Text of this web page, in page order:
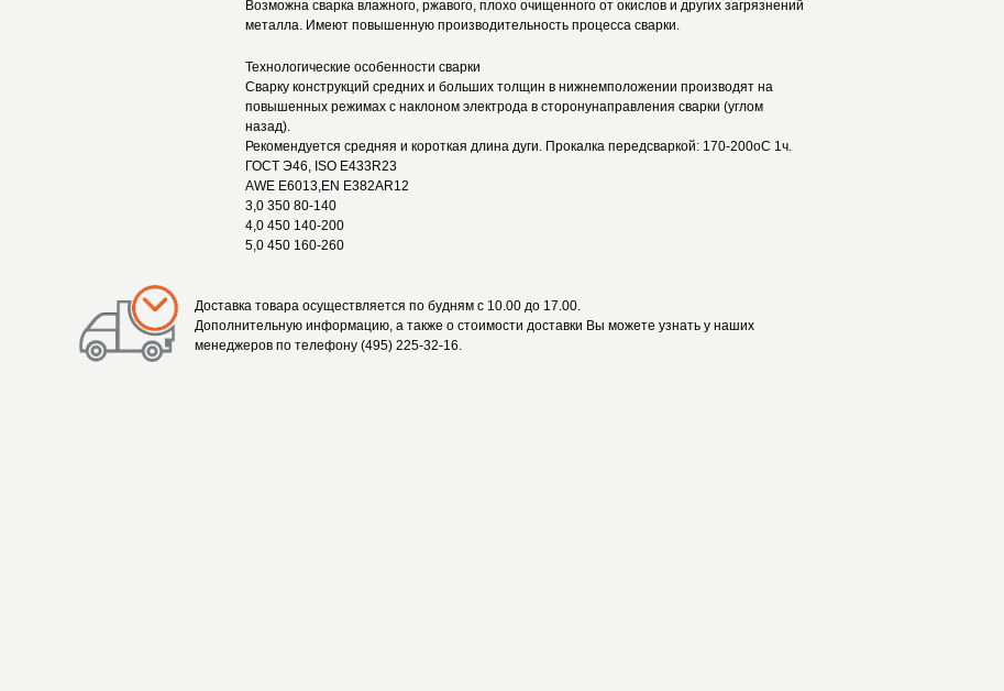
Возможна сварка влажного, ржавого, плохо очищенного от окислов и других загрязнений
металла. Имеют повышенную производительность процесса сварки.
Технологические особенности сварки
Сварку конструкций средних и больших толщин в нижнемположении производят на
повышенных режимах с наклоном электрода в сторонунаправления сварки (углом
назад).
Рекомендуется средняя и короткая длина дуги. Прокалка передсваркой: 170-200оС 1ч.
ГОСТ Э46, ISO E433R23
AWE E6013,EN E382AR12
3,0 350 80-140
4,0 450 140-200
5,0 450 160-260
Доставка товара осуществляется по будням с 10.00 до 17.00.
Дополнительную информацию, а также о стоимости доставки Вы можете узнать у наших
менеджеров по телефону (495) 225-32-16.